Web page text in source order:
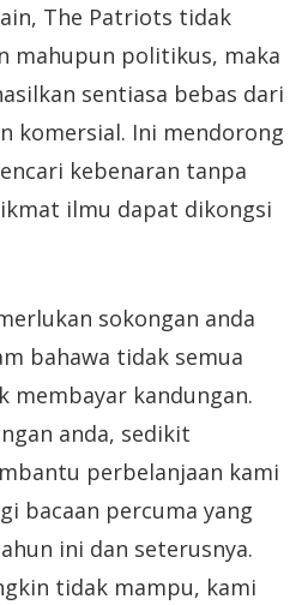
The Patriots tidak
mahupun politikus, maka
sentiasa bebas dari
komersial. Ini mendorong
kebenaran tanpa
ilmu dapat dikongsi
sokongan anda
bahawa tidak semua
membayar kandungan.
anda, sedikit
perbelanjaan kami
bacaan percuma yang
ini dan seterusnya.
tidak mampu, kami